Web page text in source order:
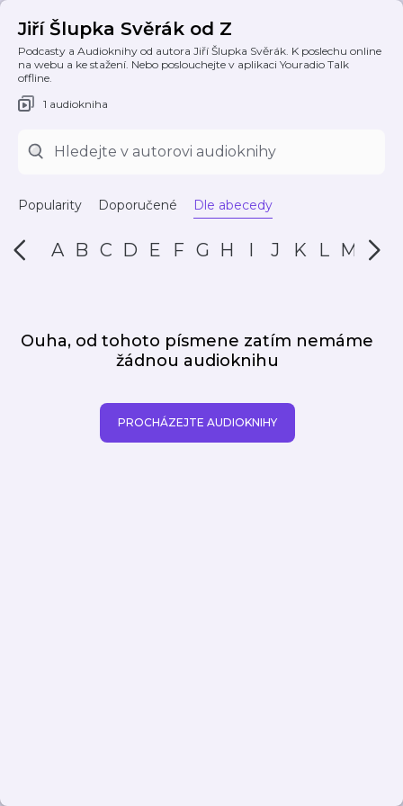
Jiří Šlupka Svěrák od Z
Podcasty a Audioknihy od autora Jiří Šlupka Svěrák. K poslechu online
na webu a ke stažení. Nebo poslouchejte v aplikaci Youradio Talk
offline.
1 audiokniha
Popularity Doporučené Dle abecedy
A B C D E F G H I J K L M N
Ouha, od tohoto písmene zatím nemáme
žádnou audioknihu
PROCHÁZEJTE AUDIOKNIHY